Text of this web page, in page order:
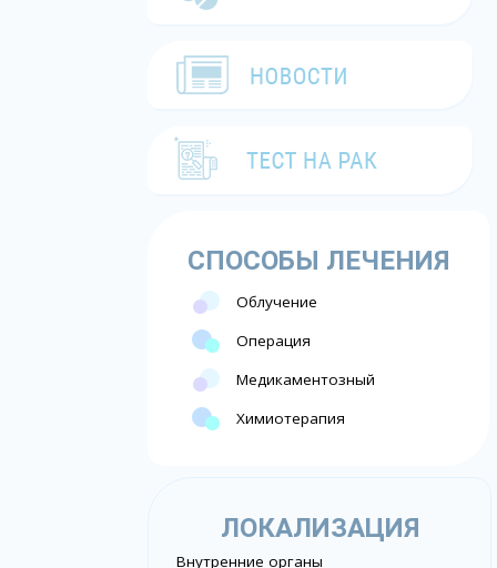
СПОСОБЫ ЛЕЧЕНИЯ
Облучение
Операция
Медикаментозный
Химиотерапия
ЛОКАЛИЗАЦИЯ
Внутренние органы